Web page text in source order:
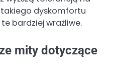
dyskomfortu
bardziej wrażliwe.
mity dotyczące